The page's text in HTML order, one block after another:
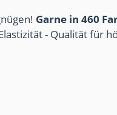
Garne in 460
- Qualität für